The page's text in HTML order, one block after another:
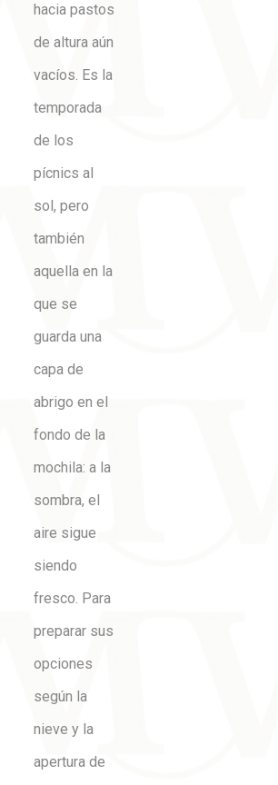
hacia pastos
de altura aún
vacíos. Es la
temporada
de los
pícnics al
sol, pero
también
aquella en la
que se
guarda una
capa de
abrigo en el
fondo de la
mochila: a la
sombra, el
aire sigue
siendo
fresco. Para
preparar sus
opciones
según la
nieve y la
apertura de